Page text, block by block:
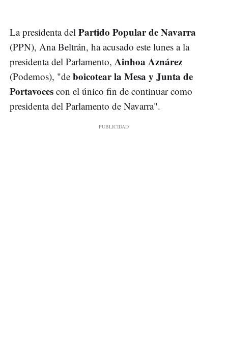
La presidenta del Partido Popular de Navarra
(PPN), Ana Beltrán, ha acusado este lunes a la
presidenta del Parlamento, Ainhoa Aznárez
(Podemos), "de boicotear la Mesa y Junta de
Portavoces con el único fin de continuar como
presidenta del Parlamento de Navarra".